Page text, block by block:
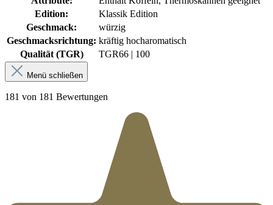
Edition:
Klassik Edition
Geschmack:
würzig
Geschmacksrichtung: kräftig hocharomatisch
Qualität (TGR)
TGR66 | 100
Menü schließen
181 von 181 Bewertungen